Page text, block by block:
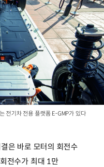
전기차 전용 플랫폼 E-GMP가 있다
은 바로 모터의 회전수
전수가 최대 1만